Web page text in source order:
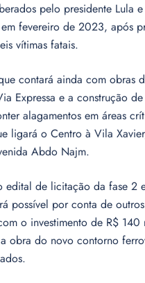
pelo presidente Lula
fevereiro de 2023, após
vítimas fatais.
contará ainda com obras
Expressa e a construção
alagamentos em áreas
ligará o Centro à Vila
Abdo Najm.
edital de licitação da fase
possível por conta de
o investimento de R$
obra do novo contorno